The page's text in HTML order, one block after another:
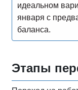
идеальном
января с
баланса.
Этапы